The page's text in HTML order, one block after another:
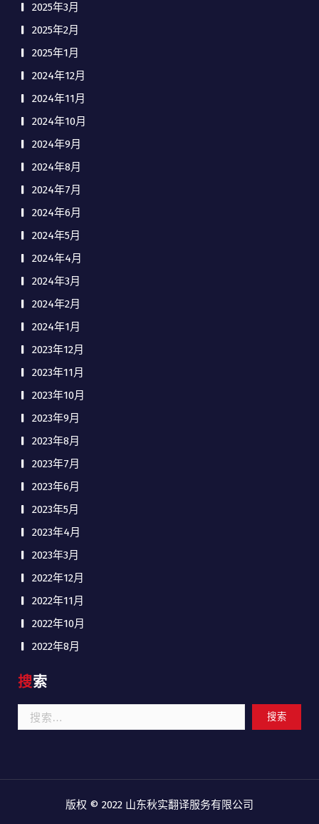
2025年3月
2025年2月
2025年1月
2024年12月
2024年11月
2024年10月
2024年9月
2024年8月
2024年7月
2024年6月
2024年5月
2024年4月
2024年3月
2024年2月
2024年1月
2023年12月
2023年11月
2023年10月
2023年9月
2023年8月
2023年7月
2023年6月
2023年5月
2023年4月
2023年3月
2022年12月
2022年11月
2022年10月
2022年8月
搜索
索：
版权 © 2022 山东秋实翻译服务有限公司